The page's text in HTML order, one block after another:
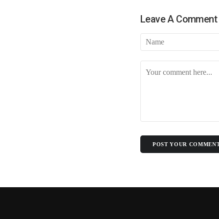
बिखरने लगा आईएनडीआईए !
पीएम पद से इस्तीफा देंगे मोदी !
योगी की राह पर धामी !
अमेरिका के कब्जे में खामेनेई !
योगी से कड़वाहट खत्म..
अमेरिका का घमंड चकनाचूर करेगा
विश्वास को भी नहीं हो रहा विश्वास कि
Leave A Comment
POST YOUR